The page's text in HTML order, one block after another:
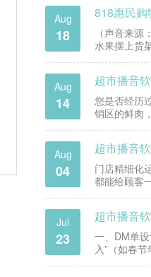
Aug
18
818惠民购
（声音来
水果摆上货
Aug
14
超市播音
您是否经历
销区的鲜肉
Aug
04
超市播音
门店精细化
都能给顾客
Jul
23
超市播音
一、DM单
入”（如春